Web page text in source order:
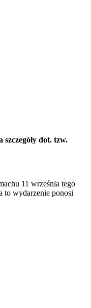
dot. tzw.
11 września tego
to wydarzenie ponosi